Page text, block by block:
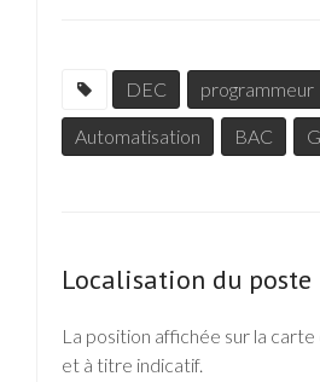
DEC programmeur
Automatisation BAC
Localisation du poste
La position affichée sur la
et à titre indicatif.